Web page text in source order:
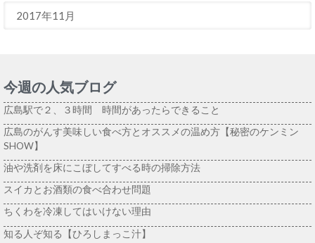
今週の人気ブログ
広島駅で２、３時間 時間があったらできること
広島のがんす美味しい食べ方とオススメの温め方【秘密のケンミン
SHOW】
油や洗剤を床にこぼしてすべる時の掃除方法
スイカとお酒類の食べ合わせ問題
ちくわを冷凍してはいけない理由
知る人ぞ知る【ひろしまっこ汁】